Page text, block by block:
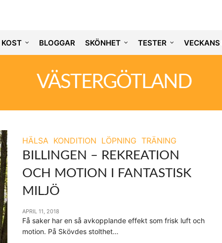
KOST BLOGGAR SKÖNHET TESTER VECKANS
VÄSTERGÖTLAND
HÄLSA KONDITION LÖPNING TRÄNING
BILLINGEN – REKREATION
OCH MOTION I FANTASTISK
MILJÖ
APRIL 11, 2018
Få saker har en så avkopplande effekt som frisk luft och
motion. På Skövdes stolthet…